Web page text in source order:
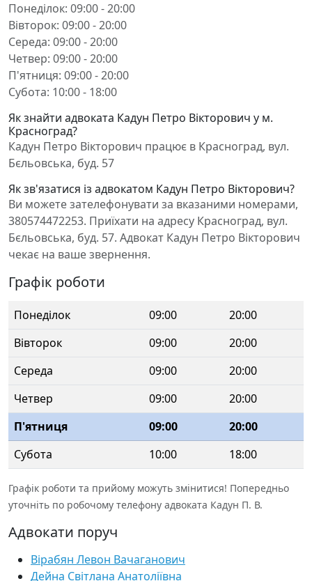
Понеділок: 09:00 - 20:00
Вівторок: 09:00 - 20:00
Середа: 09:00 - 20:00
Четвер: 09:00 - 20:00
П'ятниця: 09:00 - 20:00
Субота: 10:00 - 18:00
Як знайти адвоката Кадун Петро Вікторович у м.
Красноград?
Кадун Петро Вікторович працює в Красноград, вул.
Бєльовська, буд. 57
Як зв'язатися із адвокатом Кадун Петро Вікторович?
Ви можете зателефонувати за вказаними номерами,
380574472253. Приїхати на адресу Красноград, вул.
Бєльовська, буд. 57. Адвокат Кадун Петро Вікторович
чекає на ваше звернення.
Графік роботи
Понеділок 09:00
20:00
Вівторок
09:00
20:00
Середа
09:00
20:00
Четвер
09:00
20:00
П'ятниця
09:00
20:00
Субота
10:00 18:00
Графік роботи та прийому можуть змінитися! Попередньо
уточніть по робочому телефону адвоката Кадун П. В.
Адвокати поруч
Вірабян Левон Вачаганович
Дейна Світлана Анатоліївна